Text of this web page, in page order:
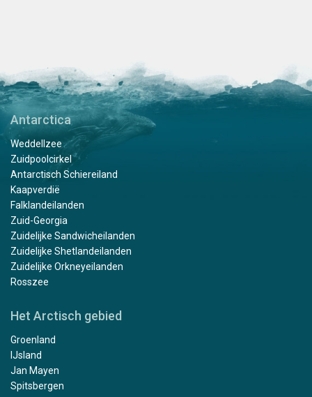
Antarctica
Weddellzee
Zuidpoolcirkel
Antarctisch Schiereiland
Kaapverdië
Falklandeilanden
Zuid-Georgia
Zuidelijke Sandwicheilanden
Zuidelijke Shetlandeilanden
Zuidelijke Orkneyeilanden
Rosszee
Het Arctisch gebied
Groenland
IJsland
Jan Mayen
Spitsbergen